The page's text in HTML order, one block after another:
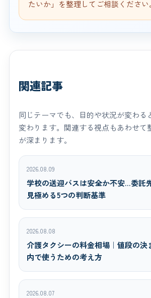
たいか」を整理してご相談ください。
関連記事
同じテーマでも、目的や状況が変わる
変わります。関連する視点もあわせて
が深まります。
2026.08.09
学校の送迎バスは安全か不安…委託
見極める5つの判断基準
2026.08.08
介護タクシーの料金相場｜値段の決
内で使うための考え方
2026.08.07